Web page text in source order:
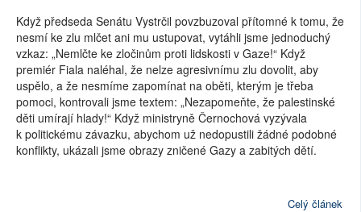
Když předseda Senátu Vystrčil povzbuzoval přítomné k tomu, že
nesmí ke zlu mlčet ani mu ustupovat, vytáhli jsme jednoduchý
vzkaz: „Nemlčte ke zločinům proti lidskosti v Gaze!“ Když
premiér Fiala naléhal, že nelze agresivnímu zlu dovolit, aby
uspělo, a že nesmíme zapomínat na oběti, kterým je třeba
pomoci, kontrovali jsme textem: „Nezapomeňte, že palestinské
děti umírají hlady!“ Když ministryně Černochová vyzývala
k politickému závazku, abychom už nedopustili žádné podobné
konflikty, ukázali jsme obrazy zničené Gazy a zabitých dětí.
Celý článek